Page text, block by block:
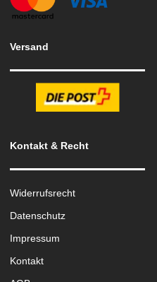
Versand
Kontakt & Recht
Widerrufsrecht
Datenschutz
Impressum
Kontakt